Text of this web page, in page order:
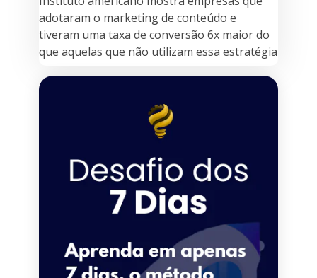
adotaram o marketing de conteúdo e
tiveram uma taxa de conversão 6x maior do
que aquelas que não utilizam essa estratégia